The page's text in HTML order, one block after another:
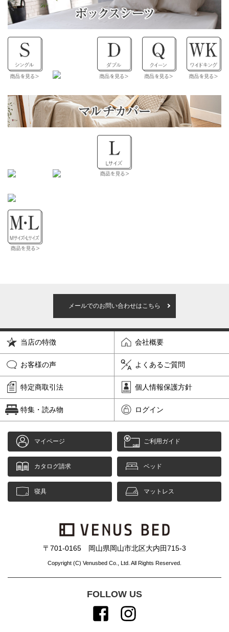
メールでのお問い合わせはこちら
当店の特徴 会社概要
お客様の声 よくあるご質問
特定商取引法 個人情報保護方針
特集・読み物 ログイン
マイページ ご利用ガイド
カタログ請求 ベッド
寝具 マットレス
〒701-0165 岡山県岡山市北区大内田715-3
Copyright (C) Venusbed Co., Ltd. All Rights Reserved.
FOLLOW US